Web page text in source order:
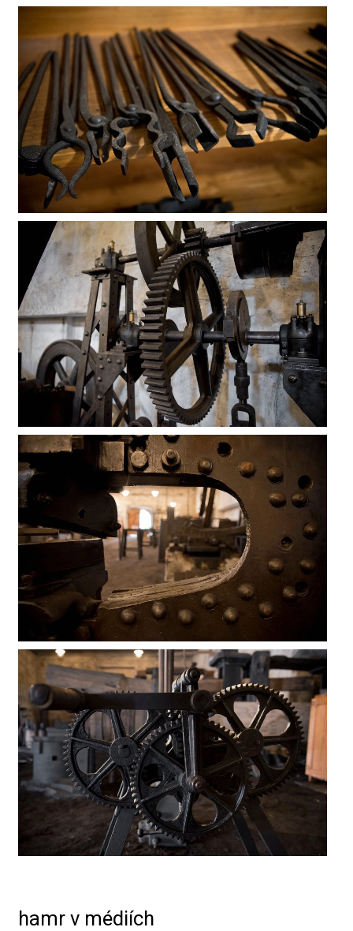
hamr v médiích